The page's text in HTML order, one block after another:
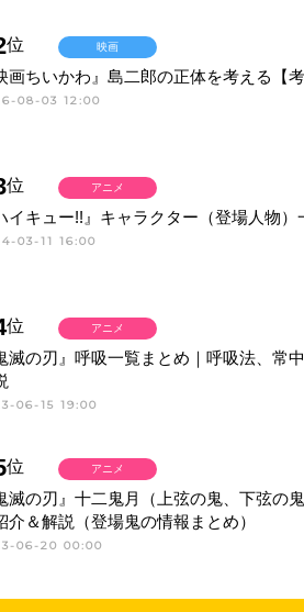
位
画ちいかわ』島二郎の正体を考える【
08-03 12:00
映画
位
イキュー!!』キャラクター（登場人物
03-11 16:00
アニメ
位
滅の刃』呼吸一覧まとめ｜呼吸法、常
06-15 19:00
アニメ
位
滅の刃』十二鬼月（上弦の鬼、下弦の
介＆解説（登場鬼の情報まとめ）
06-20 00:00
アニメ